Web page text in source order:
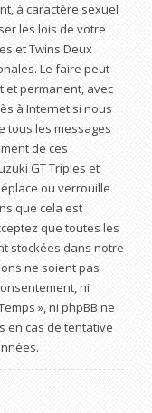
à caractère sexuel
les lois de votre
et Twins Deux
Le faire peut
et permanent, avec
à Internet si nous
tous les messages
de ces
GT Triples et
ou verrouille
que cela est
que toutes les
stockées dans notre
ne soient pas
ni
», ni phpBB ne
en cas de tentative